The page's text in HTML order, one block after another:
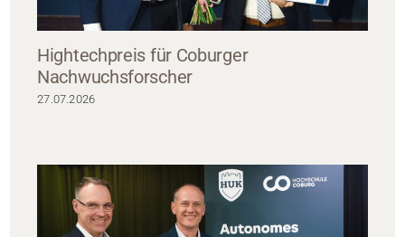
Hightechpreis für Coburger
Nachwuchsforscher
27.07.2026